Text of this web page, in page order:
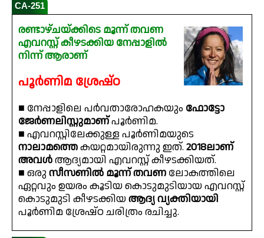
CA-251
രണ്ടാഴ്ചയ്ക്കിടെ മൂന്ന് തവണ
എവറസ്റ്റ് കീഴടക്കിയ നേപ്പാളിൽ
നിന്ന് ആരാണ്
പൂർണിമ ശ്രേഷ്ഠ
■ നേപ്പാളിലെ പർവതാരോഹകയും ഫോട്ടോ
ജേർണലിസ്റ്റുമാണ്പൂർണിമ.
■ എവറസ്റ്റിലേക്കുള്ള പൂർണിമയുടെ
നാലാമത്തെകയറ്റമായിരുന്നു ഇത്. 2018ലാണ്
അവൾആദ്യമായി എവറസ്റ്റ് കീഴടക്കിയത്.
■ ഒരു സീസണിൽ മൂന്ന് തവണ ലോകത്തിലെ
ഏറ്റവും ഉയരം കൂടിയ കൊടുമുടിയായ എവറസ്റ്റ്
കൊടുമുടി കീഴടക്കിയആദ്യ വ്യക്തിയായി
പൂർണിമ ശ്രേഷ്ഠ ചരിത്രം രചിച്ചു.